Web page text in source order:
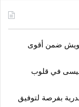
ضمن أقوى
عيسى في قلوب
بفرصة لتوفيق